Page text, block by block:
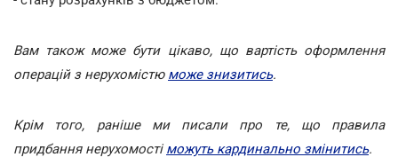
Вам також може бути цікаво, що вартість оформлення
операцій з нерухомістю може знизитись.
Крім того, раніше ми писали про те, що правила
придбання нерухомості можуть кардинально змінитись.